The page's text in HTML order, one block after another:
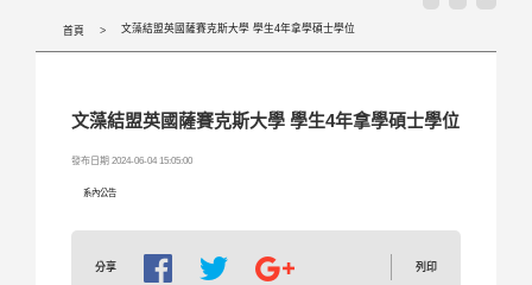
首頁 文藻結盟英國薩賽克斯大學 學生4年拿學碩士學位
文藻結盟英國薩賽克斯大學 學生4年拿學碩士學位
發布日期 2024-06-04 15:05:00
系內公告
分享 列印